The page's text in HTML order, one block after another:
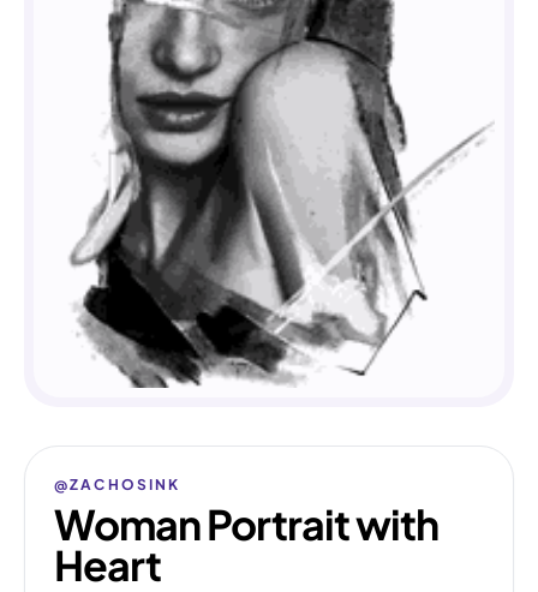
@ZACHOSINK
Woman Portrait with
Heart